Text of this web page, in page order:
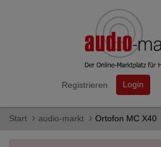
Registrieren Login
Start audio-markt Ortofon MC X40